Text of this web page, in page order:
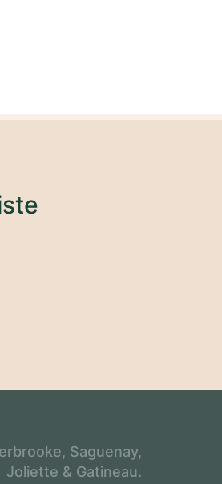
Saguenay,
Joliette & Gatineau.